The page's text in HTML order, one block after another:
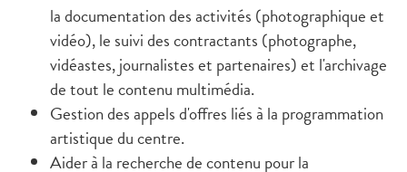
la documentation des activités (photographique et
vidéo), le suivi des contractants (photographe,
vidéastes, journalistes et partenaires) et l'archivage
de tout le contenu multimédia.
Gestion des appels d'offres liés à la programmation
artistique du centre.
Aider à la recherche de contenu pour la